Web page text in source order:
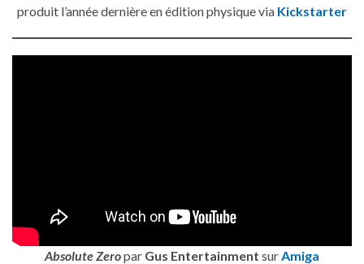
produit l’année dernière en édition physique via Kickstarter
Absolute Zeropar Gus Entertainment sur Amiga